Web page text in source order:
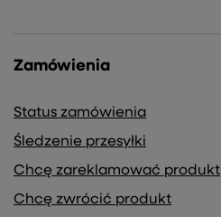
Zamówienia
Status zamówienia
Śledzenie przesyłki
Chcę zareklamować produkt
Chcę zwrócić produkt